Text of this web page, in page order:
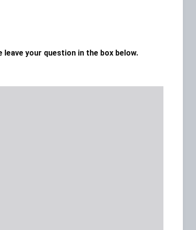
leave your question in the box below.